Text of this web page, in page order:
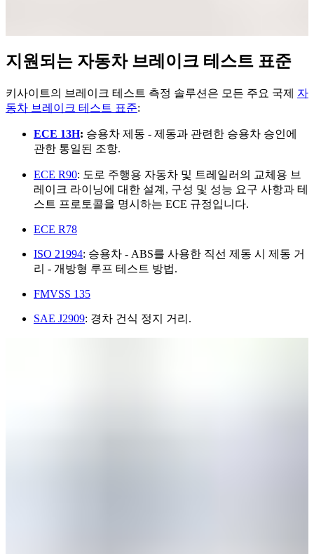
지원되는 자동차 브레이크 테스트 표준
키사이트의 브레이크 테스트 측정 솔루션은 모든 주요 국제 자
동차 브레이크 테스트 표준:
ECE 13H: 승용차 제동 - 제동과 관련한 승용차 승인에
관한 통일된 조항.
ECE R90: 도로 주행용 자동차 및 트레일러의 교체용 브
레이크 라이닝에 대한 설계, 구성 및 성능 요구 사항과 테
스트 프로토콜을 명시하는 ECE 규정입니다.
ECE R78
ISO 21994: 승용차 - ABS를 사용한 직선 제동 시 제동 거
리 - 개방형 루프 테스트 방법.
FMVSS 135
SAE J2909: 경차 건식 정지 거리.